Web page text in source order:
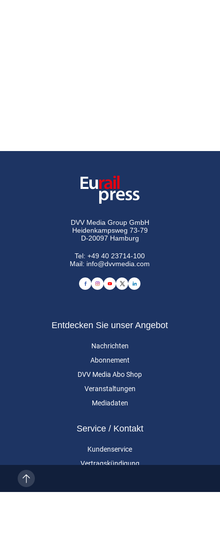
DVV Media Group GmbH
Heidenkampsweg 73-79
D-20097 Hamburg
Tel:+49 40 23714-100
Mail: info@dvvmedia.com
Entdecken Sie unser Angebot
Nachrichten
Abonnement
DVV Media Abo Shop
Veranstaltungen
Mediadaten
Service / Kontakt
Kundenservice
Vertragskündigung
Über uns